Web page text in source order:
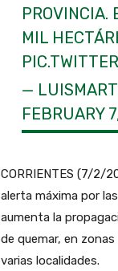
PROVINCIA.
MIL
—
FEBRUARY
CORRIENTES (7/2/
alerta máxima por
aumenta la
de quemar, en
varias localidades.